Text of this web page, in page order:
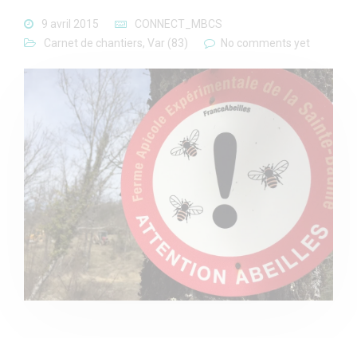
9 avril 2015
CONNECT_MBCS
Carnet de chantiers, Var (83) No comments yet